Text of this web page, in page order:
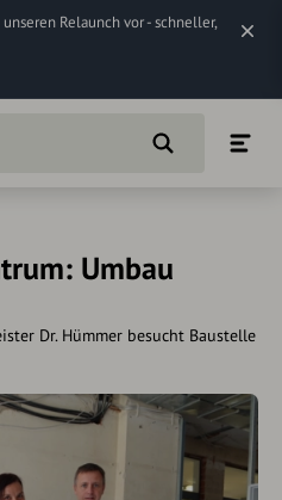
Relaunch vor - schneller,
Umbau
Dr. Hümmer besucht Baustelle